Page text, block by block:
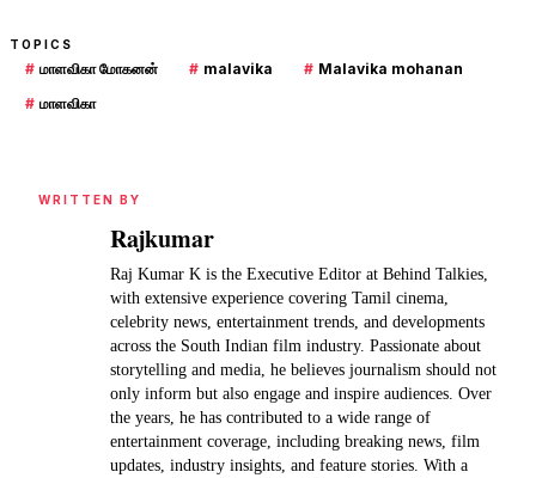
TOPICS
# மாளவிகா மோகனன் # malavika # Malavika mohanan
# மாளவிகா
WRITTEN BY
Rajkumar
Raj Kumar K is the Executive Editor at Behind Talkies,
with extensive experience covering Tamil cinema,
celebrity news, entertainment trends, and developments
across the South Indian film industry. Passionate about
storytelling and media, he believes journalism should not
only inform but also engage and inspire audiences. Over
the years, he has contributed to a wide range of
entertainment coverage, including breaking news, film
updates, industry insights, and feature stories. With a